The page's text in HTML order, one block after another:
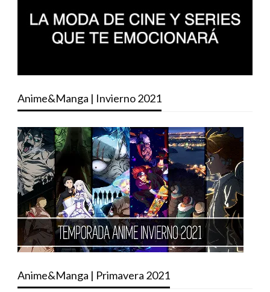
Anime&Manga | Invierno 2021
Anime&Manga | Primavera 2021